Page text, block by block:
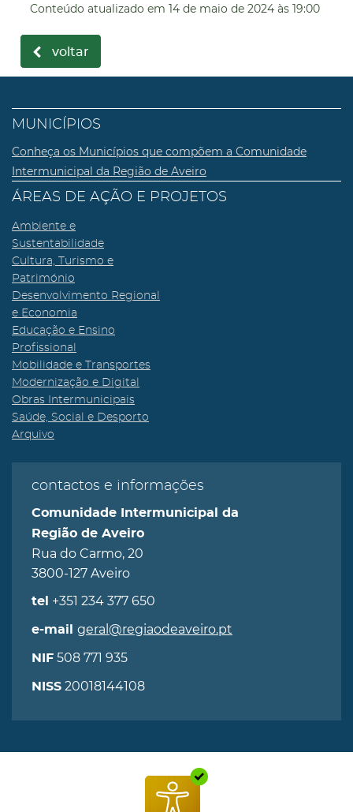
Conteúdo atualizado em 14 de maio de 2024 às 19:00
voltar
MUNICÍPIOS
Conheça os Municípios que compõem a Comunidade
Intermunicipal da Região de Aveiro
ÁREAS DE AÇÃO E PROJETOS
Ambiente e
Sustentabilidade
Cultura, Turismo e
Património
Desenvolvimento Regional
e Economia
Educação e Ensino
Profissional
Mobilidade e Transportes
Modernização e Digital
Obras Intermunicipais
Saúde, Social e Desporto
Arquivo
contactos e informações
Comunidade Intermunicipal da
Região de Aveiro
Rua do Carmo, 20
3800-127 Aveiro
tel +351 234 377 650
e-mail geral@regiaodeaveiro.pt
NIF 508 771 935
NISS 20018144108